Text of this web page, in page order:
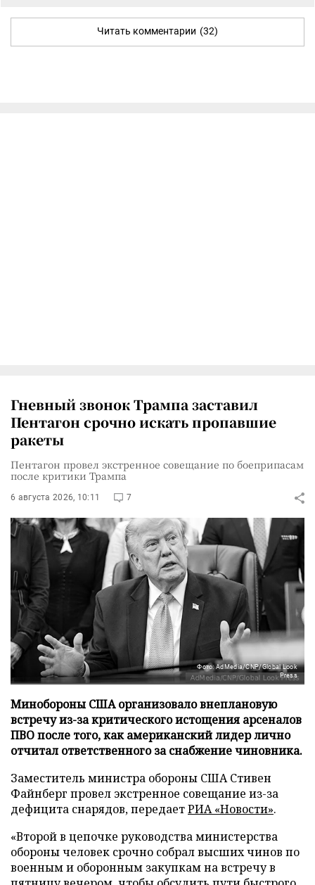
Читать комментарии (32)
Гневный звонок Трампа заставил
Пентагон срочно искать пропавшие
ракеты
Пентагон провел экстренное совещание по боеприпасам
после критики Трампа
6 августа 2026, 10:11 7
Фото: AdMedia/CNP/Global Look
Press
Минобороны США организовало внеплановую
встречу из-за критического истощения арсеналов
ПВО после того, как американский лидер лично
отчитал ответственного за снабжение чиновника.
Заместитель министра обороны США Стивен
Файнберг провел экстренное совещание из-за
дефицита снарядов, передаетРИА «Новости».
«Второй в цепочке руководства министерства
обороны человек срочно собрал высших чинов по
военным и оборонным закупкам на встречу в